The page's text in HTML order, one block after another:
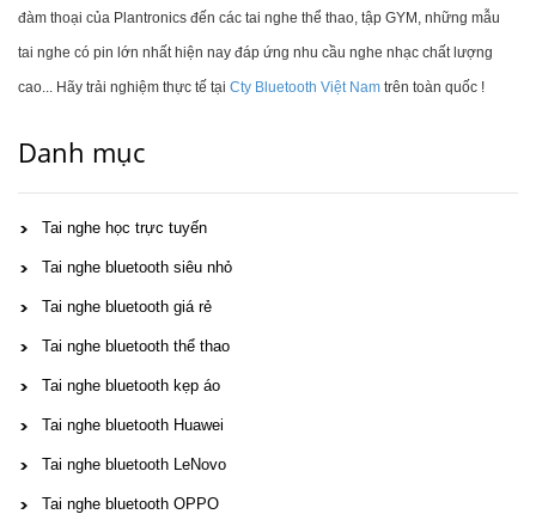
đàm thoại của Plantronics đến các tai nghe thể thao, tập GYM, những mẫu
tai nghe có pin lớn nhất hiện nay đáp ứng nhu cầu nghe nhạc chất lượng
cao... Hãy trải nghiệm thực tế tại Cty Bluetooth Việt Nam trên toàn quốc !
Danh mục
Tai nghe học trực tuyến
Tai nghe bluetooth siêu nhỏ
Tai nghe bluetooth giá rẻ
Tai nghe bluetooth thể thao
Tai nghe bluetooth kẹp áo
Tai nghe bluetooth Huawei
Tai nghe bluetooth LeNovo
Tai nghe bluetooth OPPO